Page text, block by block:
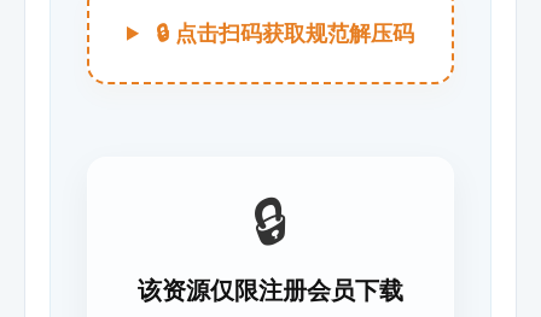
🔒 点击扫码获取规范解压码
🔒
该资源仅限注册会员下载